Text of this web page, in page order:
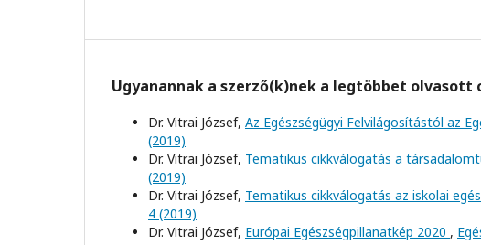
Ugyanannak a szerző(k)nek a legtöbbet olvasott
Dr. Vitrai József, Az Egészségügyi Felvilágosítástól az
(2019)
Dr. Vitrai József, Tematikus cikkválogatás a
(2019)
Dr. Vitrai József, Tematikus cikkválogatás az iskolai
4 (2019)
Dr. Vitrai József, Európai Egészségpillanatkép 2020 ,